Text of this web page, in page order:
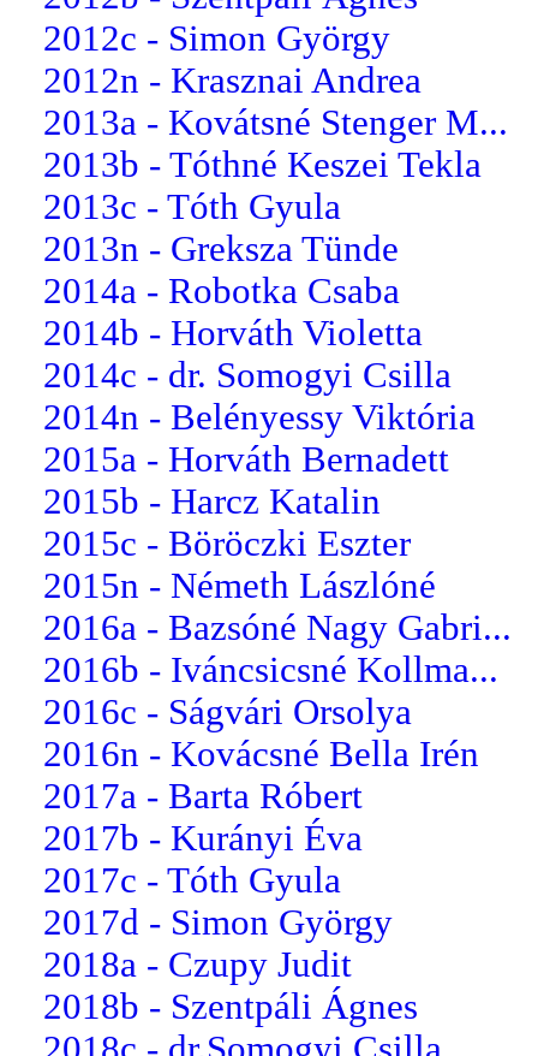
2012c - Simon György
2012n - Krasznai Andrea
2013a - Kovátsné Stenger M...
2013b - Tóthné Keszei Tekla
2013c - Tóth Gyula
2013n - Greksza Tünde
2014a - Robotka Csaba
2014b - Horváth Violetta
2014c - dr. Somogyi Csilla
2014n - Belényessy Viktória
2015a - Horváth Bernadett
2015b - Harcz Katalin
2015c - Böröczki Eszter
2015n - Németh Lászlóné
2016a - Bazsóné Nagy Gabri...
2016b - Iváncsicsné Kollma...
2016c - Ságvári Orsolya
2016n - Kovácsné Bella Irén
2017a - Barta Róbert
2017b - Kurányi Éva
2017c - Tóth Gyula
2017d - Simon György
2018a - Czupy Judit
2018b - Szentpáli Ágnes